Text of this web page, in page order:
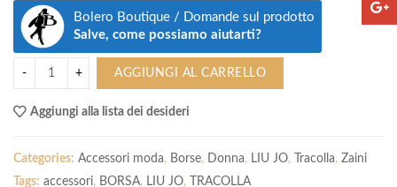
Bolero Boutique / Domande sul prodotto
Salve, come possiamo aiutarti?
AGGIUNGI AL CARRELLO
Aggiungi alla lista dei desideri
Categories: Accessori moda, Borse, Donna, LIU JO, Tracolla, Zaini
Tags: accessori, BORSA, LIU JO,
TRACOLLA